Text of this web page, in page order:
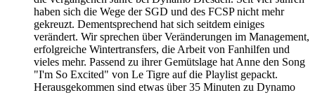
haben sich die Wege der SGD und des FCSP nicht mehr
gekreuzt. Dementsprechend hat sich seitdem einiges
verändert. Wir sprechen über Veränderungen im Management,
erfolgreiche Wintertransfers, die Arbeit von Fanhilfen und
vieles mehr. Passend zu ihrer Gemütslage hat Anne den Song
"I'm So Excited" von Le Tigre auf die Playlist gepackt.
Herausgekommen sind etwas über 35 Minuten zu Dynamo